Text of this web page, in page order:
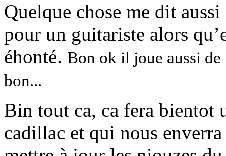
Quelque chose me dit
pour un guitariste alors
éhonté. Bon ok il joue aussi
bon...
Bin tout ca, ca fera bientot
cadillac et qui nous